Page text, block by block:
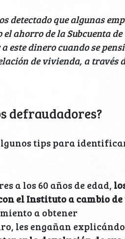
detectado que algunas
ahorro de la Subcuenta
este dinero cuando se
de vivienda, a través
defraudadores?
tips para
a los 60 años de edad,
el Instituto a cambio
a obtener
les engañan